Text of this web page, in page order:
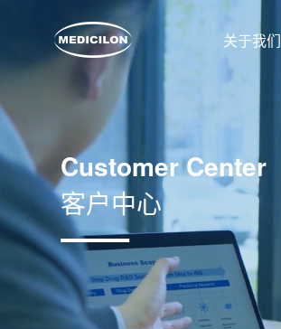
关于我们
Customer Center
客户中心